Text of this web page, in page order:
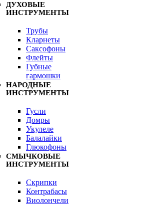
ДУХОВЫЕ
ИНСТРУМЕНТЫ
Трубы
Кларнеты
Саксофоны
Флейты
Губные
гармошки
НАРОДНЫЕ
ИНСТРУМЕНТЫ
Гусли
Домры
Укулеле
Балалайки
Глюкофоны
СМЫЧКОВЫЕ
ИНСТРУМЕНТЫ
Скрипки
Контрабасы
Виолончели